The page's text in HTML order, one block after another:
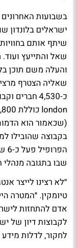
בשבועות
ישראלים בלונדון
שיתף אותם
שאל והתייעץ ועוד.
והעלה משם תוכן
שאליה הצטרף
(שכאמור הוא
שבו בתגובה
״לא רצינו לייצר
טיומקין. ״המטרה
אדם להתחזות
לקבוצות דיון של
לחקור, לדלות